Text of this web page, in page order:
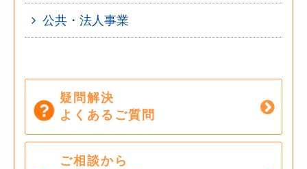
公共・法人事業
疑問解決
よくあるご質問
ご相談から